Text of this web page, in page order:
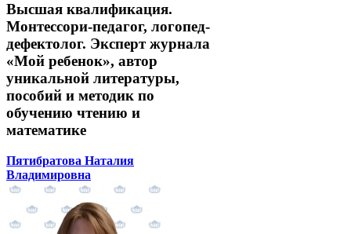
Высшая квалификация.
Монтессори-педагог, логопед-
дефектолог. Эксперт журнала
«Мой ребенок», автор
уникальной литературы,
пособий и методик по
обучению чтению и
математике
Пятибратова Наталия
Владимировна